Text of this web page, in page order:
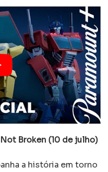
Broken (10 de julho)
a história em torno